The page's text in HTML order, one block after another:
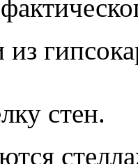
из
стен.